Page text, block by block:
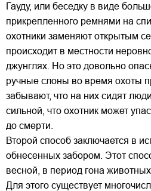
Гауду, или беседку в виде
прикрепленного ремнями на
охотники заменяют открытым
происходит в местности
джунглях. Но это довольно
ручные слоны во время охоты
забывают, что на них сидят
сильной, что охотник может
до смерти.
Второй способ заключается в
обнесенных забором. Этот
весной, в период гона животных.
Для этого существует